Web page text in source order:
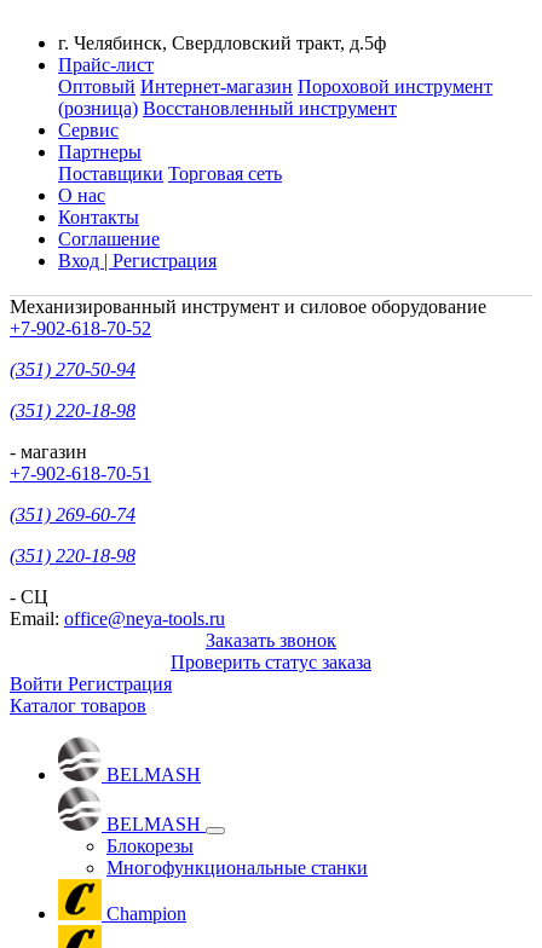
г. Челябинск, Свердловский тракт, д.5ф
Прайс-лист
Оптовый Интернет-магазин Пороховой инструмент
(розница) Восстановленный инструмент
Сервис
Партнеры
Поставщики Торговая сеть
О нас
Контакты
Соглашение
Вход | Регистрация
Механизированный инструмент и силовое оборудование
+7-902-618-70-52
(351) 270-50-94
(351) 220-18-98
- магазин
+7-902-618-70-51
(351) 269-60-74
(351) 220-18-98
- СЦ
Email: office@neya-tools.ru
Заказать звонок
Проверить статус заказа
Войти Регистрация
Каталог товаров
BELMASH
BELMASH
Блокорезы
Многофункциональные станки
Champion